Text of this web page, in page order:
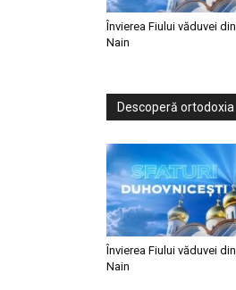
Învierea Fiului văduvei din
Nain
Descoperă ortodoxia
Învierea Fiului văduvei din
Nain